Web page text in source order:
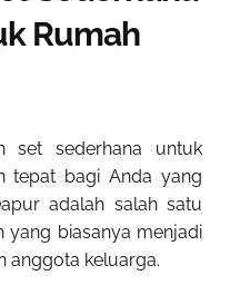
Rumah
set sederhana untuk
tepat bagi Anda yang
adalah salah satu
yang biasanya menjadi
anggota keluarga.